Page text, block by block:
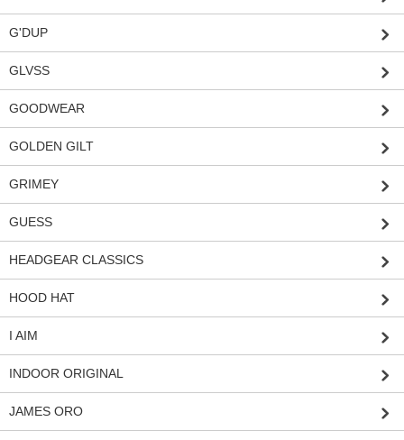
G'DUP
GLVSS
GOODWEAR
GOLDEN GILT
GRIMEY
GUESS
HEADGEAR CLASSICS
HOOD HAT
I AIM
INDOOR ORIGINAL
JAMES ORO